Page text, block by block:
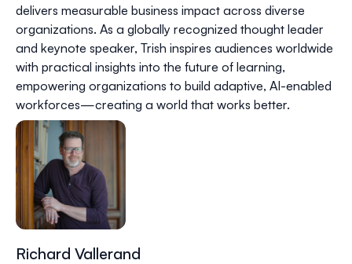
delivers measurable business impact across diverse
organizations. As a globally recognized thought leader
and keynote speaker, Trish inspires audiences worldwide
with practical insights into the future of learning,
empowering organizations to build adaptive, AI-enabled
workforces—creating a world that works better.
Richard Vallerand